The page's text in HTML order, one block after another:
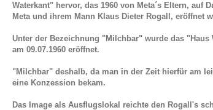
Waterkant" hervor, das 1960 von Meta´s Eltern, auf
Meta und ihrem Mann Klaus Dieter Rogall, eröffnet
Unter der Bezeichnung "Milchbar" wurde das "Haus
am 09.07.1960 eröffnet.
"Milchbar" deshalb, da man in der Zeit hierfür am
eine Konzession bekam.
Das Image als Ausflugslokal reichte den Rogall's